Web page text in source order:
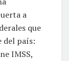
a
que
del país:
IMSS,